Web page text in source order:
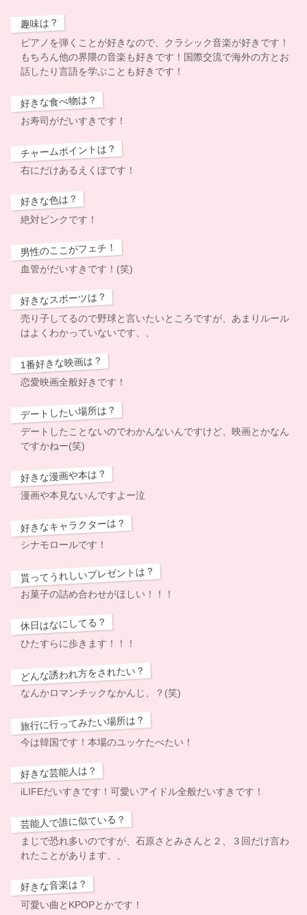
趣味は？
ピアノを弾くことが好きなので、クラシック音楽が好きです！
もちろん他の界隈の音楽も好きです！国際交流で海外の方とお
話したり言語を学ぶことも好きです！
好きな食べ物は？
お寿司がだいすきです！
チャームポイントは？
右にだけあるえくぼです！
好きな色は？
絶対ピンクです！
男性のここがフェチ！
血管がだいすきです！(笑)
好きなスポーツは？
売り子してるので野球と言いたいところですが、あまりルール
はよくわかっていないです、、
1番好きな映画は？
恋愛映画全般好きです！
デートしたい場所は？
デートしたことないのでわかんないんですけど、映画とかなん
ですかねー(笑)
好きな漫画や本は？
漫画や本見ないんですよー泣
好きなキャラクターは？
シナモロールです！
貰ってうれしいプレゼントは？
お菓子の詰め合わせがほしい！！！
休日はなにしてる？
ひたすらに歩きます！！！
どんな誘われ方をされたい？
なんかロマンチックなかんじ、？(笑)
旅行に行ってみたい場所は？
今は韓国です！本場のユッケたべたい！
好きな芸能人は？
iLIFEだいすきです！可愛いアイドル全般だいすきです！
芸能人で誰に似ている？
まじで恐れ多いのですが、石原さとみさんと２、３回だけ言わ
れたことがあります、、
好きな音楽は？
可愛い曲とKPOPとかです！